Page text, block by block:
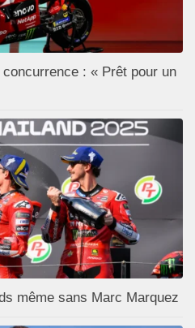
: « Prêt pour un
même sans Marc Marquez